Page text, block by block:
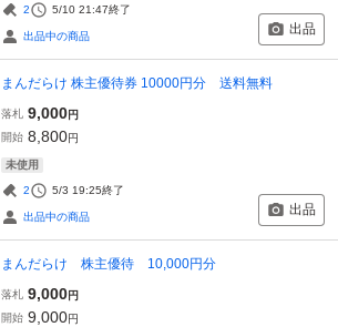
2 5/10 21:47終了
出品中の商品 出品
まんだらけ 株主優待券 10000円分 送料無料
落札 9,000円
開始 8,800円
未使用
2 5/3 19:25終了
出品中の商品 出品
まんだらけ 株主優待 10,000円分
落札 9,000円
開始 9,000円